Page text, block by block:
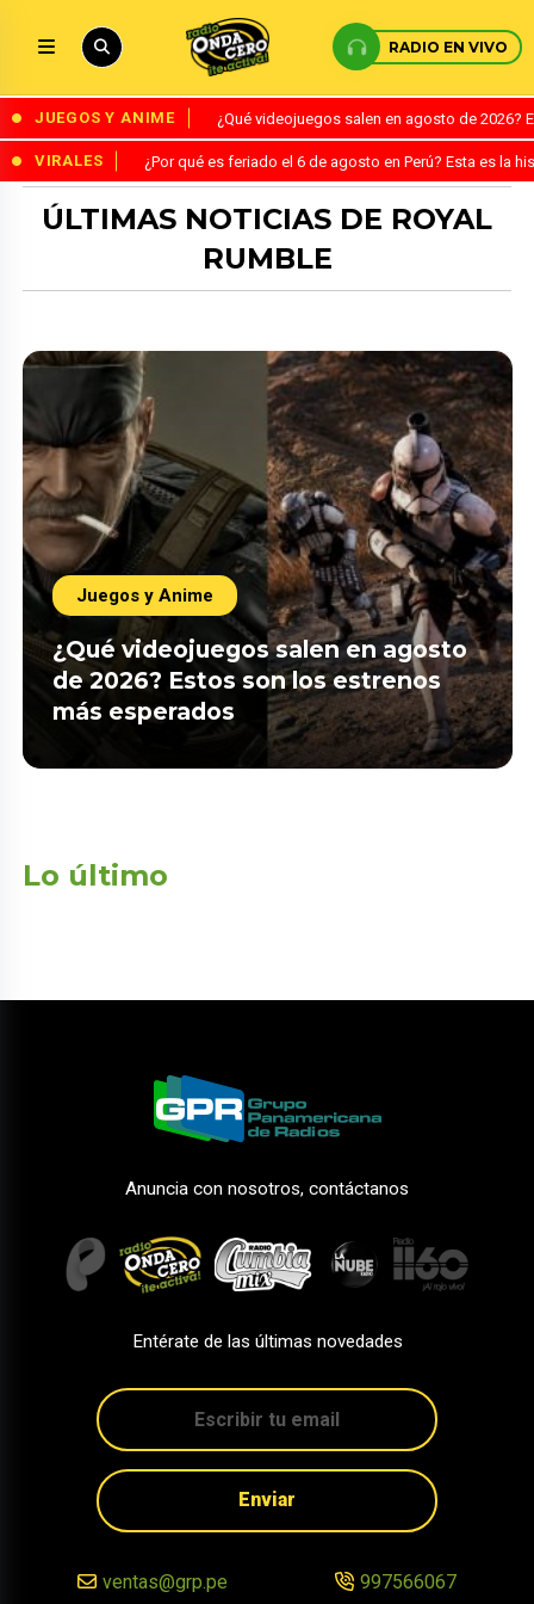
RADIO EN VIVO
JUEGOS Y ANIME ¿Qué videojuegos salen en agosto de
VIRALES ¿Por qué es feriado el 6 de agosto en Perú? Esta es la
ÚLTIMAS NOTICIAS DE ROYAL
RUMBLE
Juegos y Anime
¿Qué videojuegos salen en agosto
de 2026? Estos son los estrenos
más esperados
Lo último
Anuncia con nosotros, contáctanos
Entérate de las últimas novedades
Enviar
ventas@grp.pe 997566067